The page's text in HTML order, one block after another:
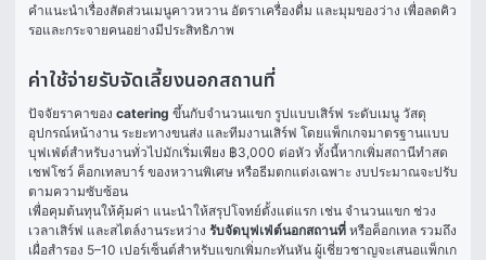
คำแนะนำเรื่องสัดส่วนเมนูคาวหวาน อัตราเครื่องดื่ม และมุมของว่าง เพื่อลดคิว
รอและกระจายคนอย่างมีประสิทธิภาพ
ค่าใช้จ่ายรับจัดเลี้ยงนอกสถานที่
ปัจจัยราคาของ catering ขึ้นกับจำนวนแขก รูปแบบเสิร์ฟ ระดับเมนู วัสดุ
อุปกรณ์หน้างาน ระยะทางขนส่ง และทีมงานเสิร์ฟ โดยแพ็กเกจมาตรฐานแบบ
บุฟเฟ่ต์สำหรับงานทั่วไปมักเริ่มเพียง ฿3,000 ต่อหัว ทั้งนี้หากเพิ่มสถานีทำสด
เชฟโชว์ ค็อกเทลบาร์ ของหวานพิเศษ หรือธีมตกแต่งเฉพาะ งบประมาณจะปรับ
ตามความซับซ้อน
เพื่อคุมต้นทุนให้คุ้มค่า แนะนำให้สรุปโจทย์ตั้งแต่แรก เช่น จำนวนแขก ช่วง
เวลาเสิร์ฟ และสไตล์งานระหว่าง รับจัดบุฟเฟ่ต์นอกสถานที่ หรือค็อกเทล รวมถึง
เผื่อสำรอง 5–10 เปอร์เซ็นต์สำหรับแขกเพิ่มกะทันหัน ผู้เชี่ยวชาญจะเสนอแพ็กเก